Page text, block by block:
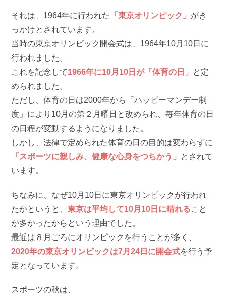
それは、1964年に行われた 「東京オリンピック」 がき
っかけとされています。
当時の東京オリンピック開会式は、1964年10月10日に
行われました。
これを記念して1966年に10月10日が「体育の日」 と定
められました。
ただし、体育の日は2000年から「ハッピーマンデー制
度」により10月の第２月曜日と改められ、毎年体育の日
の日程が変動するようになりました。
しかし、法律で定められた体育の日の目的は変わらずに
「スポーツに親しみ、健康な心身をつちかう」 とされて
います。
ちなみに、なぜ10月10日に東京オリンピックが行われ
たかというと、東京は平均して10月10日に晴れること
が多かったからという理由でした。
最近は８月ごろにオリンピックを行うことが多く、
2020年の東京オリンピックは7月24日に開会式を行う予
定となっています。
スポーツの秋は、